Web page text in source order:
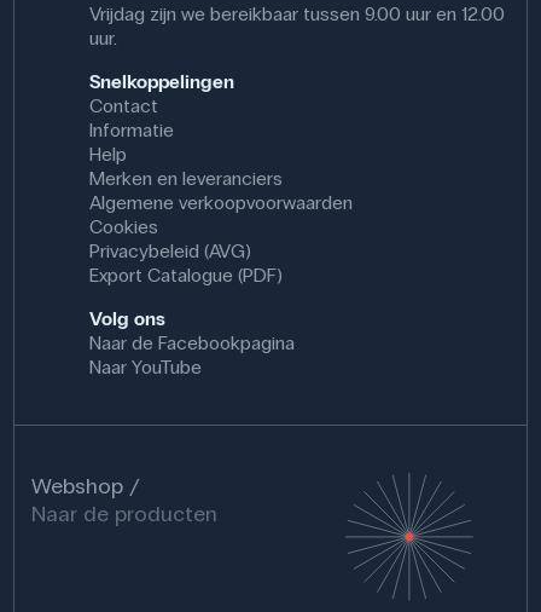
Vrijdag zijn we bereikbaar tussen 9.00 uur en 12.00
uur.
Snelkoppelingen
Contact
Informatie
Help
Merken en leveranciers
Algemene verkoopvoorwaarden
Cookies
Privacybeleid (AVG)
Export Catalogue (PDF)
Volg ons
Naar de Facebookpagina
Naar YouTube
Webshop
Naar de producten